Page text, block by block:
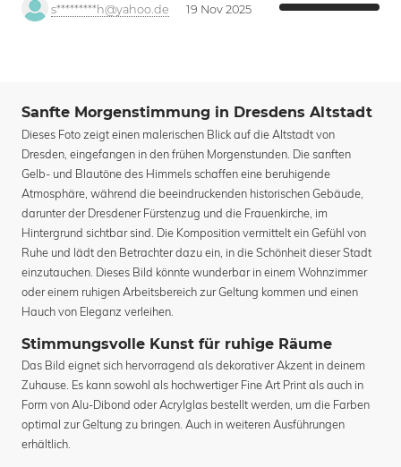
s*********h@yahoo.de 19 Nov 2025
Sanfte Morgenstimmung in Dresdens Altstadt
Dieses Foto zeigt einen malerischen Blick auf die Altstadt von
Dresden, eingefangen in den frühen Morgenstunden. Die sanften
Gelb- und Blautöne des Himmels schaffen eine beruhigende
Atmosphäre, während die beeindruckenden historischen Gebäude,
darunter der Dresdener Fürstenzug und die Frauenkirche, im
Hintergrund sichtbar sind. Die Komposition vermittelt ein Gefühl von
Ruhe und lädt den Betrachter dazu ein, in die Schönheit dieser Stadt
einzutauchen. Dieses Bild könnte wunderbar in einem Wohnzimmer
oder einem ruhigen Arbeitsbereich zur Geltung kommen und einen
Hauch von Eleganz verleihen.
Stimmungsvolle Kunst für ruhige Räume
Das Bild eignet sich hervorragend als dekorativer Akzent in deinem
Zuhause. Es kann sowohl als hochwertiger Fine Art Print als auch in
Form von Alu-Dibond oder Acrylglas bestellt werden, um die Farben
optimal zur Geltung zu bringen. Auch in weiteren Ausführungen
erhältlich.